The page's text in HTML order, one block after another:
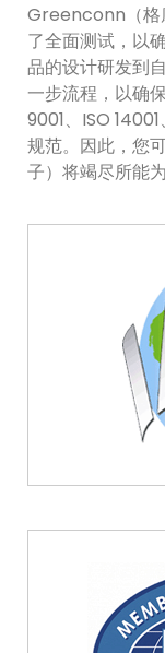
Greenconn（格
了全面测试，以
品的设计研发到
一步流程，以确
9001、ISO
规范。因此，您
子）将竭尽所能